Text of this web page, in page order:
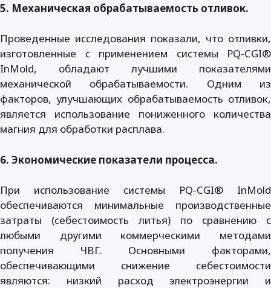
5. Механическая обрабатываемость отливок.
Проведенные исследования показали, что отливки,
изготовленные с применением системы PQ-CGI®
InMold, обладают лучшими показателями
механической обрабатываемости. Одним из
факторов, улучшающих обрабатываемость отливок,
является использование пониженного количества
магния для обработки расплава.
6. Экономические показатели процесса.
При использование системы PQ-CGI® InMold
обеспечиваются минимальные производственные
затраты (себестоимость литья) по сравнению с
любыми другими коммерческими методами
получения ЧВГ. Основными факторами,
обеспечивающими снижение себестоимости
являются: низкий расход электроэнергии и